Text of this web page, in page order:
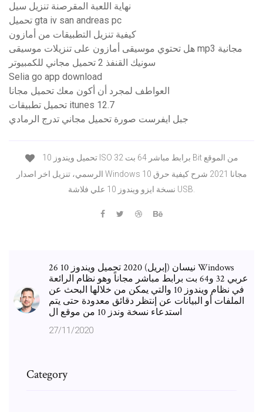
نهاية اللعبة المقرصنة تنزيل سيل
تحميل gta iv san andreas pc
كيفية تنزيل التطبيقات من أمازون
هل تحتوي موسيقى أمازون على تنزيلات موسيقى mp3 مجانية
سونيك القنفذ 2 تحميل مجاني للكمبيوتر
Selia go app download
العواطف لمجرد أن أكون معك تحميل مجانا
تحميل تطبيقات itunes 12.7
جبل ايفرست صورة تحميل مجاني تدرج الرمادي
الرسمي، تنزيل اخر اصدار Windows 10 مجانا 2021 شرح كيفية حرق
نسخة ايزو ويندوز 10 علي فلاشة USB.
26 نيسان (إبريل) 2020 تحميل ويندوز 10 Windows
عربي 32 و64 بت برابط مباشر مجاناً وهو نظام الرائعة
في نظام ويندوز 10 والتي يمكن من خلالها البحث عن
الملفات أو البيانات عن إنتظر دقائق معدودة حتى يتم
استدعاء نسخة وندز 10 من موقع ال
27/11/2020
Category